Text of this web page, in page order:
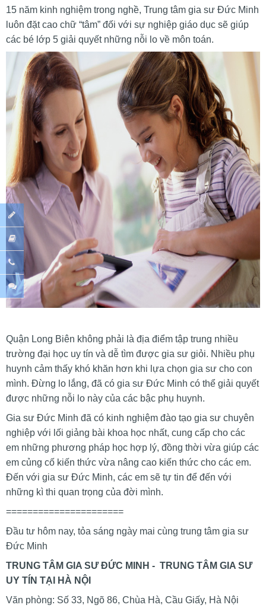
15 năm kinh nghiệm trong nghề, Trung tâm gia sư Đức Minh
luôn đặt cao chữ “tâm” đối với sự nghiệp giáo dục sẽ giúp
các bé lớp 5 giải quyết những nỗi lo về môn toán.
Quận Long Biên không phải là địa điểm tập trung nhiều
trường đại học uy tín và dễ tìm được gia sư giỏi. Nhiều phụ
huynh cảm thấy khó khăn hơn khi lựa chọn gia sư cho con
mình. Đừng lo lắng, đã có gia sư Đức Minh có thể giải quyết
được những nỗi lo này của các bậc phụ huynh.
Gia sư Đức Minh đã có kinh nghiệm đào tạo gia sư chuyên
nghiệp với lối giảng bài khoa học nhất, cung cấp cho các
em những phương pháp học hợp lý, đồng thời vừa giúp các
em củng cố kiến thức vừa nâng cao kiến thức cho các em.
Đến với gia sư Đức Minh, các em sẽ tự tin để đến với
những kì thi quan trọng của đời mình.
======================
Đầu tư hôm nay, tỏa sáng ngày mai cùng trung tâm gia sư
Đức Minh
TRUNG TÂM GIA SƯ ĐỨC MINH - TRUNG TÂM GIA SƯ
UY TÍN TẠI HÀ NỘI
Văn phòng: Số 33, Ngõ 86, Chùa Hà, Cầu Giấy, Hà Nội